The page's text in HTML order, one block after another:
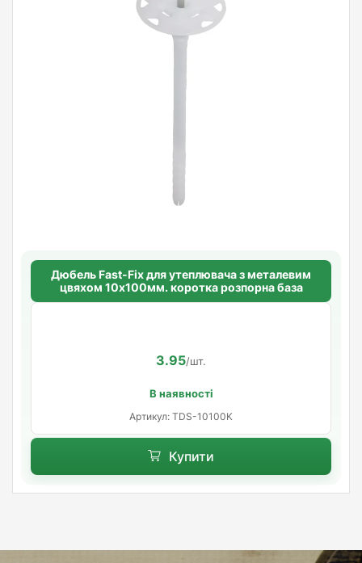
Дюбель Fast-Fix для утеплювача з металевим
цвяхом 10х100мм. коротка розпорна база
3.95/шт.
В наявності
Артикул: TDS-10100K
Купити